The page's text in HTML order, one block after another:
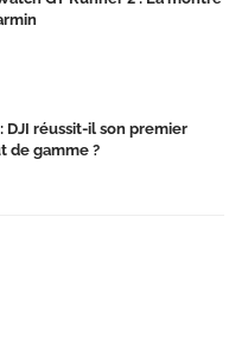
DJI réussit-il son premier
de gamme ?